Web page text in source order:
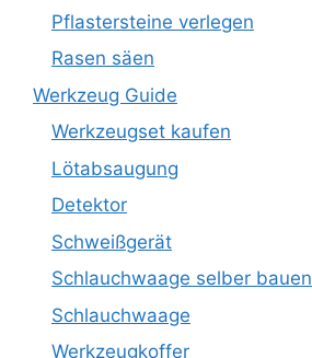
Pflastersteine verlegen
Rasen säen
Werkzeug Guide
Werkzeugset kaufen
Lötabsaugung
Detektor
Schweißgerät
Schlauchwaage selber bauen
Schlauchwaage
Werkzeugkoffer